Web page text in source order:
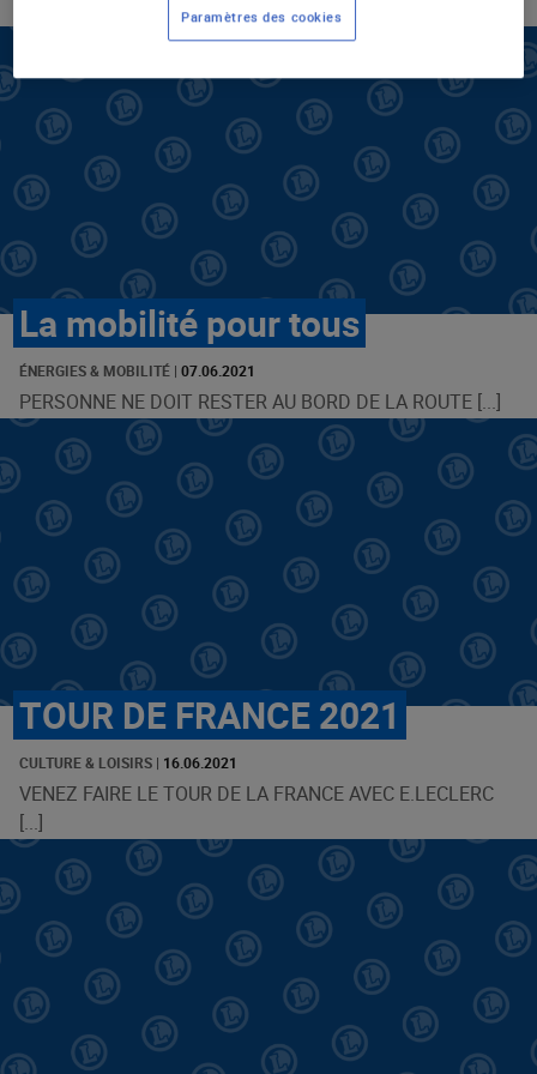
La mobilité pour tous
ÉNERGIES & MOBILITÉ | 07.06.2021
PERSONNE NE DOIT RESTER AU BORD DE LA ROUTE [...]
TOUR DE FRANCE 2021
CULTURE & LOISIRS | 16.06.2021
VENEZ FAIRE LE TOUR DE LA FRANCE AVEC E.LECLERC
[...]
Paramètres des cookies